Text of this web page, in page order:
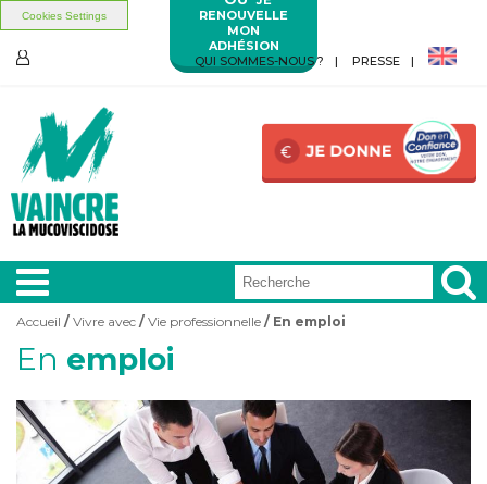
Cookies Settings
Aller au contenu principal
Aller au menu principal
RENOUVELLE
MON
ADHÉSION
QUI SOMMES-NOUS ?
PRESSE
A LA UNE
VIVRE AVEC
Vous êtes ici
Accueil / Vivre avec / Vie professionnelle / En emploi
En emploi